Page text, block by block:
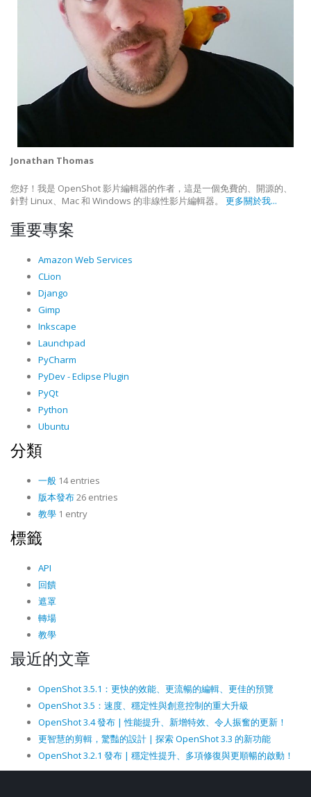
Jonathan Thomas
您好！我是 OpenShot 影片編輯器的作者，這是一個免費的、開源的、
針對 Linux、Mac 和 Windows 的非線性影片編輯器。 更多關於我...
重要專案
Amazon Web Services
CLion
Django
Gimp
Inkscape
Launchpad
PyCharm
PyDev - Eclipse Plugin
PyQt
Python
Ubuntu
分類
一般 14 entries
版本發布26 entries
教學 1 entry
標籤
API
回饋
遮罩
轉場
教學
最近的文章
OpenShot 3.5.1：更快的效能、更流暢的編輯、更佳的預覽
OpenShot 3.5：速度、穩定性與創意控制的重大升級
OpenShot 3.4 發布 | 性能提升、新增特效、令人振奮的更新！
更智慧的剪輯，驚豔的設計 | 探索 OpenShot 3.3 的新功能
OpenShot 3.2.1 發布 | 穩定性提升、多項修復與更順暢的啟動！